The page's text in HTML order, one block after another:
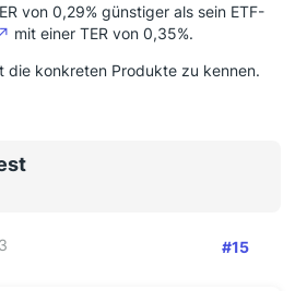
von 0,29% günstiger als sein ETF-
mit einer TER von 0,35%.
die konkreten Produkte zu kennen.
#15